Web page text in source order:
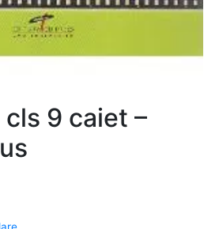
9 caiet –